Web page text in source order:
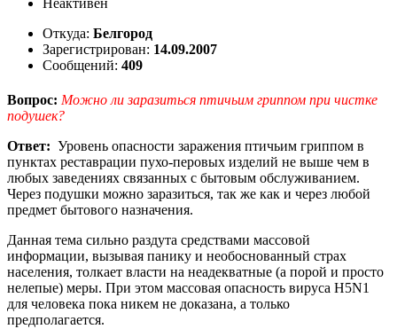
Неактивен
Откуда: Белгород
Зарегистрирован: 14.09.2007
Сообщений: 409
Вопрос: Можно ли заразиться птичьим гриппом при чистке
подушек?
Ответ: Уровень опасности заражения птичьим гриппом в
пунктах реставрации пухо-перовых изделий не выше чем в
любых заведениях связанных с бытовым обслуживанием.
Через подушки можно заразиться, так же как и через любой
предмет бытового назначения.
Данная тема сильно раздута средствами массовой
информации, вызывая панику и необоснованный страх
населения, толкает власти на неадекватные (а порой и просто
нелепые) меры. При этом массовая опасность вируса H5N1
для человека пока никем не доказана, а только
предполагается.